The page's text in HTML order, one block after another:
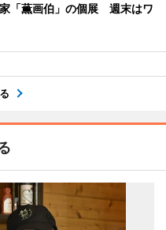
「薫画伯」の個展 週末はワ